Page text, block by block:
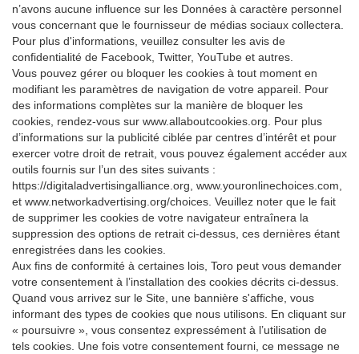
n’avons aucune influence sur les Données à caractère personnel
vous concernant que le fournisseur de médias sociaux collectera.
Pour plus d'informations, veuillez consulter les avis de
confidentialité de Facebook, Twitter, YouTube et autres.
Vous pouvez gérer ou bloquer les cookies à tout moment en
modifiant les paramètres de navigation de votre appareil. Pour
des informations complètes sur la manière de bloquer les
cookies, rendez-vous sur www.allaboutcookies.org. Pour plus
d’informations sur la publicité ciblée par centres d’intérêt et pour
exercer votre droit de retrait, vous pouvez également accéder aux
outils fournis sur l’un des sites suivants :
https://digitaladvertisingalliance.org, www.youronlinechoices.com,
et www.networkadvertising.org/choices. Veuillez noter que le fait
de supprimer les cookies de votre navigateur entraînera la
suppression des options de retrait ci-dessus, ces dernières étant
enregistrées dans les cookies.
Aux fins de conformité à certaines lois, Toro peut vous demander
votre consentement à l’installation des cookies décrits ci-dessus.
Quand vous arrivez sur le Site, une bannière s'affiche, vous
informant des types de cookies que nous utilisons. En cliquant sur
« poursuivre », vous consentez expressément à l’utilisation de
tels cookies. Une fois votre consentement fourni, ce message ne